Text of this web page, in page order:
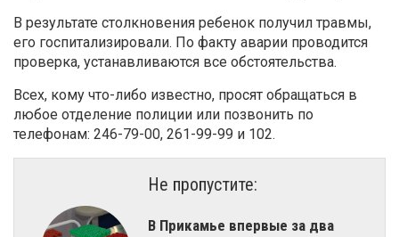
В результате столкновения ребенок получил травмы,
его госпитализировали. По факту аварии проводится
проверка, устанавливаются все обстоятельства.
Всех, кому что-либо известно, просят обращаться в
любое отделение полиции или позвонить по
телефонам: 246-79-00, 261-99-99 и 102.
Не пропустите:
В Прикамье впервые за два